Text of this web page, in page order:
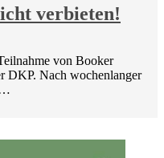
verbieten!
von Booker
DKP. Nach wochenlanger